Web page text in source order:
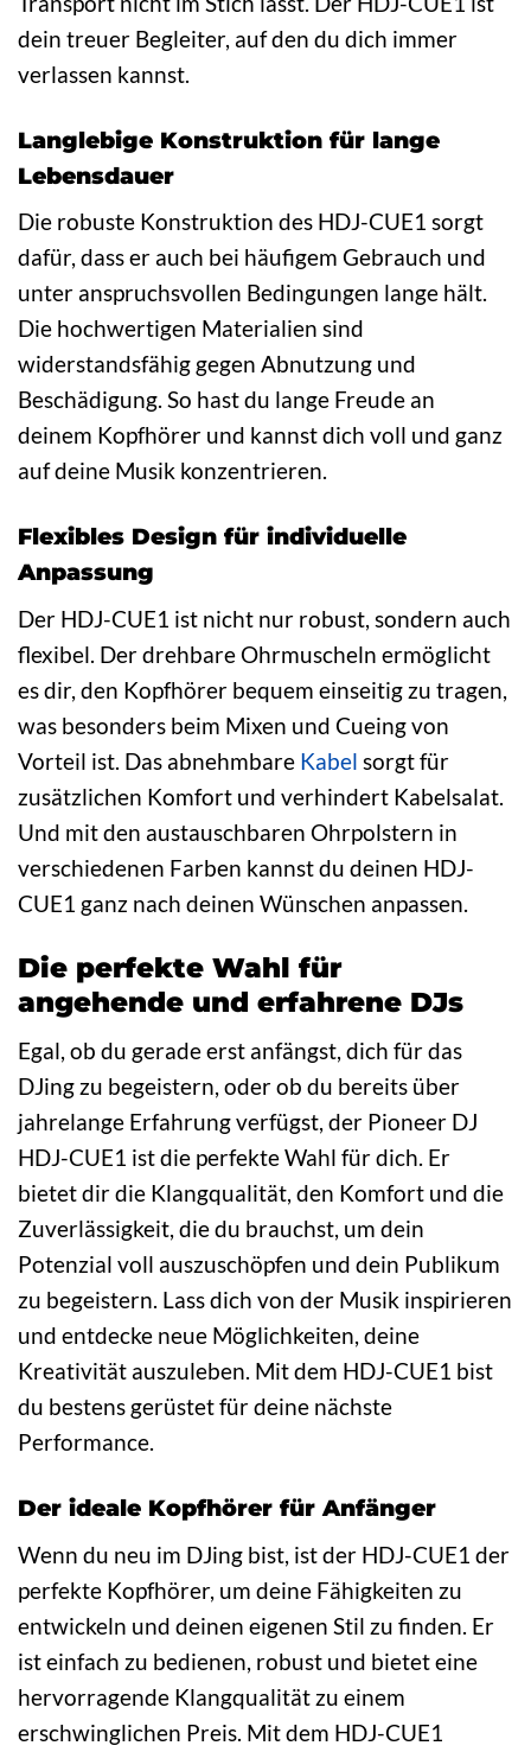
dein treuer Begleiter, auf den du dich immer
verlassen kannst.
Langlebige Konstruktion für lange
Lebensdauer
Die robuste Konstruktion des HDJ-CUE1 sorgt
dafür, dass er auch bei häufigem Gebrauch und
unter anspruchsvollen Bedingungen lange hält.
Die hochwertigen Materialien sind
widerstandsfähig gegen Abnutzung und
Beschädigung. So hast du lange Freude an
deinem Kopfhörer und kannst dich voll und ganz
auf deine Musik konzentrieren.
Flexibles Design für individuelle
Anpassung
Der HDJ-CUE1 ist nicht nur robust, sondern auch
flexibel. Der drehbare Ohrmuscheln ermöglicht
es dir, den Kopfhörer bequem einseitig zu tragen,
was besonders beim Mixen und Cueing von
Vorteil ist. Das abnehmbare Kabel sorgt für
zusätzlichen Komfort und verhindert Kabelsalat.
Und mit den austauschbaren Ohrpolstern in
verschiedenen Farben kannst du deinen HDJ-
CUE1 ganz nach deinen Wünschen anpassen.
Die perfekte Wahl für
angehende und erfahrene DJs
Egal, ob du gerade erst anfängst, dich für das
DJing zu begeistern, oder ob du bereits über
jahrelange Erfahrung verfügst, der Pioneer DJ
HDJ-CUE1 ist die perfekte Wahl für dich. Er
bietet dir die Klangqualität, den Komfort und die
Zuverlässigkeit, die du brauchst, um dein
Potenzial voll auszuschöpfen und dein Publikum
zu begeistern. Lass dich von der Musik inspirieren
und entdecke neue Möglichkeiten, deine
Kreativität auszuleben. Mit dem HDJ-CUE1 bist
du bestens gerüstet für deine nächste
Performance.
Der ideale Kopfhörer für Anfänger
Wenn du neu im DJing bist, ist der HDJ-CUE1 der
perfekte Kopfhörer, um deine Fähigkeiten zu
entwickeln und deinen eigenen Stil zu finden. Er
ist einfach zu bedienen, robust und bietet eine
hervorragende Klangqualität zu einem
erschwinglichen Preis. Mit dem HDJ-CUE1